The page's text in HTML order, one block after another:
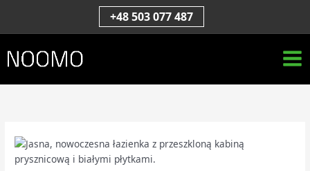
treści
+48 503 077 487
k
a